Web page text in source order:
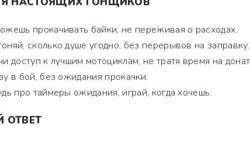
прокачивать байки, не переживая о расходах.
сколько душе угодно, без перерывов на заправку.
доступ к лучшим мотоциклам, не тратя время на
в бой, без ожидания прокачки.
про таймеры ожидания, играй, когда хочешь.
ОТВЕТ